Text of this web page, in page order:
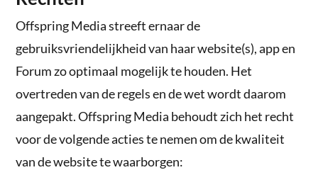
Offspring Media streeft ernaar de
gebruiksvriendelijkheid van haar website(s), app en
Forum zo optimaal mogelijk te houden. Het
overtreden van de regels en de wet wordt daarom
aangepakt. Offspring Media behoudt zich het recht
voor de volgende acties te nemen om de kwaliteit
van de website te waarborgen: